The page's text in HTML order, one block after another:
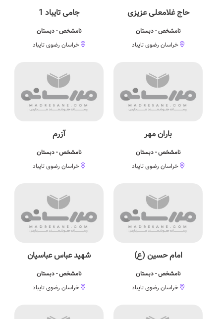
حاج غلامعلی عزیزی
نامشخص - دبستان
خراسان رضوی تایباد
جامی تایباد 1
نامشخص - دبستان
خراسان رضوی تایباد
باران مهر
نامشخص - دبستان
خراسان رضوی تایباد
آزرم
نامشخص - دبستان
خراسان رضوی تایباد
امام حسین (ع)
نامشخص - دبستان
خراسان رضوی تایباد
شهید عباس عباسیان
نامشخص - دبستان
خراسان رضوی تایباد